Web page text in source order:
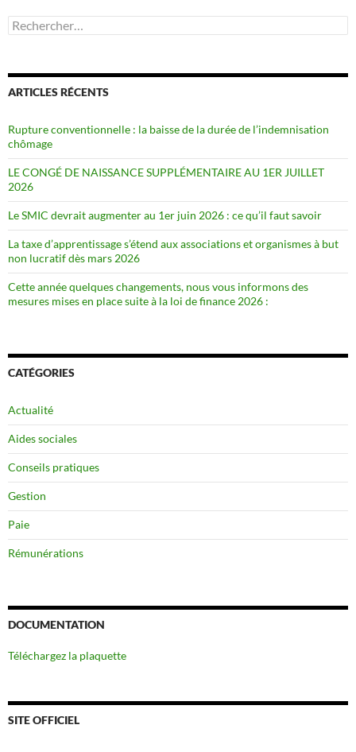
Rechercher :
ARTICLES RÉCENTS
Rupture conventionnelle : la baisse de la durée de l’indemnisation
chômage
LE CONGÉ DE NAISSANCE SUPPLÉMENTAIRE AU 1ER JUILLET
2026
Le SMIC devrait augmenter au 1er juin 2026 : ce qu’il faut savoir
La taxe d’apprentissage s’étend aux associations et organismes à but
non lucratif dès mars 2026
Cette année quelques changements, nous vous informons des
mesures mises en place suite à la loi de finance 2026 :
CATÉGORIES
Actualité
Aides sociales
Conseils pratiques
Gestion
Paie
Rémunérations
DOCUMENTATION
Téléchargez la plaquette
SITE OFFICIEL